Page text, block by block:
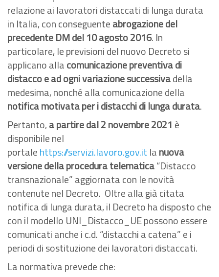
relazione ai lavoratori distaccati di lunga durata
in Italia, con conseguenteabrogazione del
precedente DM del 10 agosto 2016. In
particolare, le previsioni del nuovo Decreto si
applicano allacomunicazione preventiva di
distacco e ad ogni variazione successivadella
medesima, nonché alla comunicazione della
notifica motivata per i distacchi di lunga durata.
Pertanto,a partire dal 2 novembre 2021 è
disponibile nel
portalehttps://servizi.lavoro.gov.it lanuova
versione della procedura telematica“Distacco
transnazionale” aggiornata con le novità
contenute nel Decreto. Oltre alla già citata
notifica di lunga durata, il Decreto ha disposto che
con il modello UNI_Distacco_UE possono essere
comunicati anche i c.d. “distacchi a catena” e i
periodi di sostituzione dei lavoratori distaccati.
La normativa prevede che: